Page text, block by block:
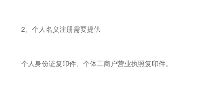
2、个人名义注册需要提供
个人身份证复印件、个体工商户营业执照复印件。